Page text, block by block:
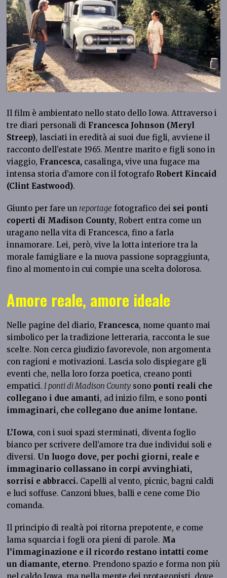
Il film è ambientato nello stato dello Iowa. Attraverso i
tre diari personali di Francesca Johnson (Meryl
Streep), lasciati in eredità ai suoi due figli, avviene il
racconto dell’estate 1965. Mentre marito e figli sono in
viaggio, Francesca, casalinga,vive una fugace ma
intensa storia d’amore con il fotografo Robert Kincaid
(Clint Eastwood).
Giunto per fare un reportage fotografico dei sei ponti
coperti di Madison County, Robert entra come un
uragano nella vita di Francesca, fino a farla
innamorare. Lei, però, vive la lotta interiore tra la
morale famigliare e la nuova passione sopraggiunta,
fino al momento in cui compie una scelta dolorosa.
Amore reale, amore ideale
Nelle pagine del diario, Francesca, nome quanto mai
simbolico per la tradizione letteraria, racconta le sue
scelte. Non cerca giudizio favorevole, non argomenta
con ragioni e motivazioni. Lascia solo dispiegare gli
eventi che, nella loro forza poetica, creano ponti
empatici. I ponti di Madison County sono ponti reali che
collegano i due amanti, ad inizio film, e sono ponti
immaginari, che collegano due anime lontane.
L’Iowa, con i suoi spazi sterminati, diventa foglio
bianco per scrivere dell’amore tra due individui soli e
diversi. Un luogo dove, per pochi giorni, reale e
immaginario collassano in corpi avvinghiati,
sorrisi e abbracci. Capelli al vento, picnic, bagni caldi
e luci soffuse. Canzoni blues, balli e cene come Dio
comanda.
Il principio di realtà poi ritorna prepotente, e come
lama squarcia i fogli ora pieni di parole. Ma
l’immaginazione e il ricordo restano intatti come
un diamante, eterno. Prendono spazio e forma non più